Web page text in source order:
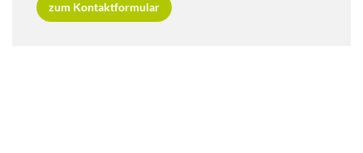
zum Kon­takt­for­mu­lar